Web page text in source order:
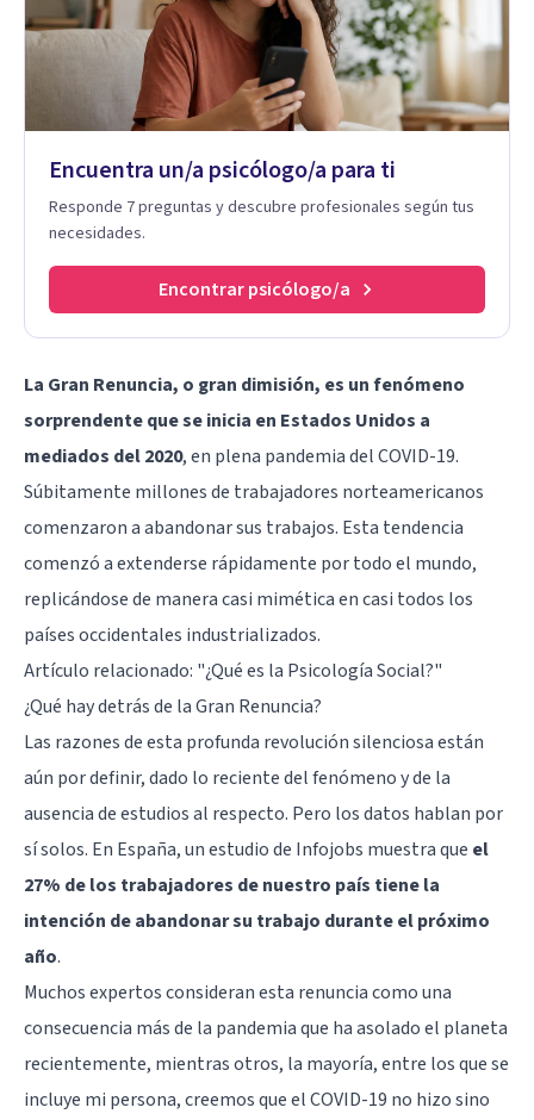
Encuentra un/a psicólogo/a para ti
Responde 7 preguntas y descubre profesionales según tus
necesidades.
Encontrar psicólogo/a
La Gran Renuncia, o gran dimisión, es un fenómeno
sorprendente que se inicia en Estados Unidos a
mediados del 2020, en plena pandemia del COVID-19.
Súbitamente millones de trabajadores norteamericanos
comenzaron a abandonar sus trabajos. Esta tendencia
comenzó a extenderse rápidamente por todo el mundo,
replicándose de manera casi mimética en casi todos los
países occidentales industrializados.
Artículo relacionado: "¿Qué es la Psicología Social?"
¿Qué hay detrás de la Gran Renuncia?
Las razones de esta profunda revolución silenciosa están
aún por definir, dado lo reciente del fenómeno y de la
ausencia de estudios al respecto. Pero los datos hablan por
sí solos. En España, un estudio de Infojobs muestra que el
27% de los trabajadores de nuestro país tiene la
intención de abandonar su trabajo durante el próximo
año.
Muchos expertos consideran esta renuncia como una
consecuencia más de la pandemia que ha asolado el planeta
recientemente, mientras otros, la mayoría, entre los que se
incluye mi persona, creemos que el COVID-19 no hizo sino